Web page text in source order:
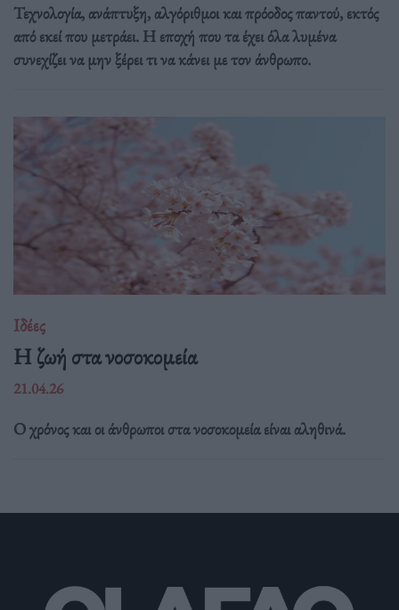
Τεχνολογία, ανάπτυξη, αλγόριθμοι και πρόοδος παντού, εκτός
από εκεί που μετράει. Η εποχή που τα έχει όλα λυμένα
συνεχίζει να μην ξέρει τι να κάνει με τον άνθρωπο.
Ιδέες
Η ζωή στα νοσοκομεία
21.04.26
Ο χρόνος και οι άνθρωποι στα νοσοκομεία είναι αληθινά.